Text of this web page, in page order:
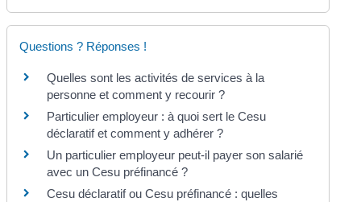
Questions ? Réponses !
Quelles sont les activités de services à la
personne et comment y recourir ?
Particulier employeur : à quoi sert le Cesu
déclaratif et comment y adhérer ?
Un particulier employeur peut-il payer son salarié
avec un Cesu préfinancé ?
Cesu déclaratif ou Cesu préfinancé : quelles